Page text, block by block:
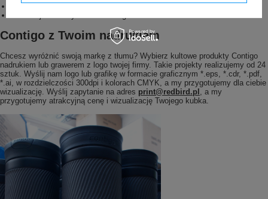
Bez BPA - zgodnie z obowiązującym prawem.
Contigo z Twoim nadrukiem
Chcesz wyróżnić swoją markę z tłumu? Wybierz kultowe produkty Contigo
nadrukiem lub grawerem z logo twojej firmy. Takie projekty realizujemy od 24
sztuk. Wyślij nam logo lub grafikę w formacie graficznym *.eps, *.cdr, *.pdf,
*.ai, w rozdzielczości 300dpi i kolorach CMYK, a my przygotujemy dla ciebie
wizualizację. Wyślij zapytanie na adres print@redbird.pl , a my
przygotujemy atrakcyjną cenę i wizualizację Twojego kubka.